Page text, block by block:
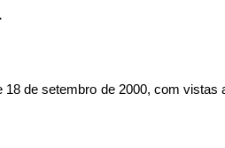
de setembro de 2000, com vistas